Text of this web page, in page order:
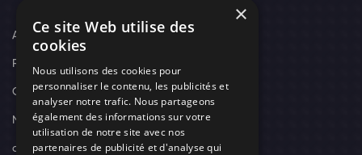
Actus
Recrutement
Contact
Nos techniciens
campagne-
×
Ce site Web utilise des
cookies
Nous utilisons des cookies pour
personnaliser le contenu, les publicités et
analyser notre trafic. Nous partageons
également des informations sur votre
utilisation de notre site avec nos
partenaires de publicité et d'analyse qui